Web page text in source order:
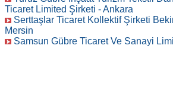
Ticaret Limited Şirketi - Ankara
Serttaşlar Ticaret Kollektif Şirketi
Mersin
Samsun Gübre Ticaret Ve Sanayi